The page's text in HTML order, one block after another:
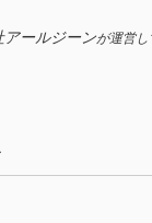
アールジーンが運営し